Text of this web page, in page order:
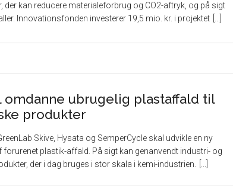
der kan reducere materialeforbrug og CO2-aftryk, og på sigt
Innovationsfonden investerer 19,5 mio. kr. i projektet
omdanne ubrugelig plastaffald til
produkter
Skive, Hysata og SemperCycle skal udvikle en ny
forurenet plastik-affald. På sigt kan genanvendt industri- og
der i dag bruges i stor skala i kemi-industrien.